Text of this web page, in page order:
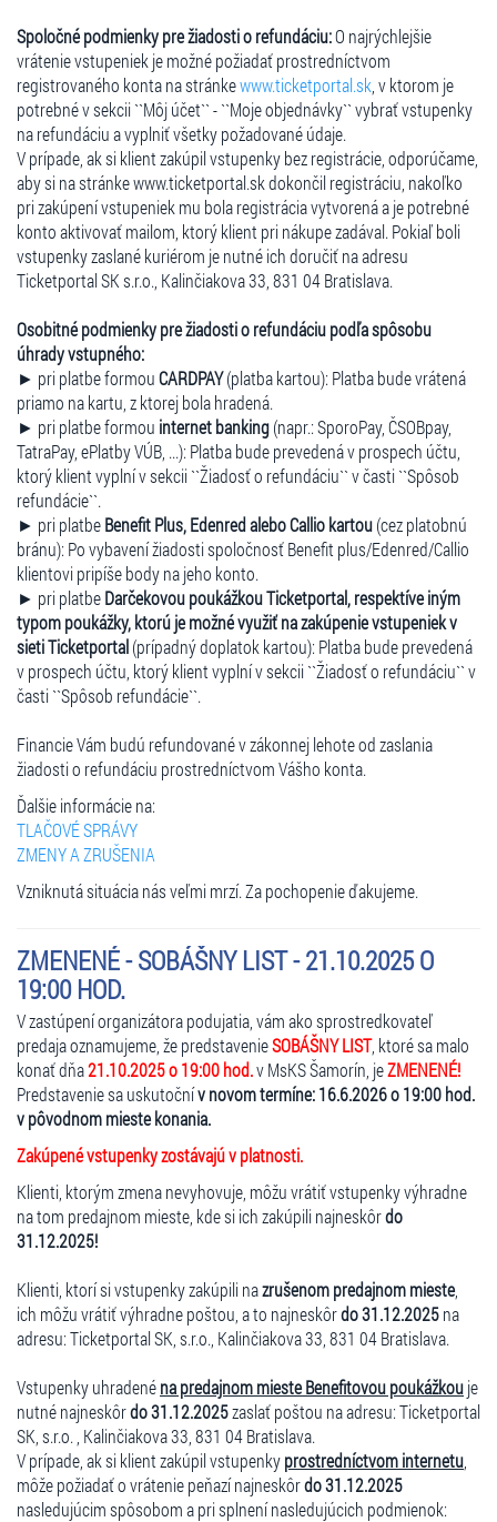
Spoločné podmienky pre žiadosti o refundáciu:O najrýchlejšie
vrátenie vstupeniek je možné požiadať prostredníctvom
registrovaného konta na stránkewww.ticketportal.sk , v ktorom je
potrebné v sekcii ``Môj účet`` - ``Moje objednávky`` vybrať vstupenky
na refundáciu a vyplniť všetky požadované údaje.
V prípade, ak si klient zakúpil vstupenky bez registrácie, odporúčame,
aby si na stránke www.ticketportal.sk dokončil registráciu, nakoľko
pri zakúpení vstupeniek mu bola registrácia vytvorená a je potrebné
konto aktivovať mailom, ktorý klient pri nákupe zadával. Pokiaľ boli
vstupenky zaslané kuriérom je nutné ich doručiť na adresu
Ticketportal SK s.r.o., Kalinčiakova 33, 831 04 Bratislava.
Osobitné podmienky pre žiadosti o refundáciu podľa spôsobu
úhrady vstupného:
► pri platbe formouCARDPAY(platba kartou): Platba bude vrátená
priamo na kartu, z ktorej bola hradená.
► pri platbe formou internet banking(napr.: SporoPay, ČSOBpay,
TatraPay, ePlatby VÚB, ...): Platba bude prevedená v prospech účtu,
ktorý klient vyplní v sekcii ``Žiadosť o refundáciu`` v časti ``Spôsob
refundácie``.
► pri platbeBenefit Plus, Edenred alebo Callio kartou(cez platobnú
bránu): Po vybavení žiadosti spoločnosť Benefit plus/Edenred/Callio
klientovi pripíše body na jeho konto.
► pri platbeDarčekovou poukážkou Ticketportal, respektíve iným
typom poukážky, ktorú je možné využiť na zakúpenie vstupeniek v
sieti Ticketportal(prípadný doplatok kartou): Platba bude prevedená
v prospech účtu, ktorý klient vyplní v sekcii ``Žiadosť o refundáciu`` v
časti ``Spôsob refundácie``.
Financie Vám budú refundované v zákonnej lehote od zaslania
žiadosti o refundáciu prostredníctvom Vášho konta.
Ďalšie informácie na:
TLAČOVÉ SPRÁVY
ZMENY A ZRUŠENIA
Vzniknutá situácia nás veľmi mrzí. Za pochopenie ďakujeme.
ZMENENÉ - SOBÁŠNY LIST - 21.10.2025 O
19:00 HOD.
V zastúpení organizátora podujatia, vám ako sprostredkovateľ
predaja oznamujeme, že predstavenieSOBÁŠNY LIST, ktoré sa malo
konať dňa21.10.2025 o 19:00 hod.v MsKS Šamorín, jeZMENENÉ!
Predstavenie sa uskutočnív novom termíne: 16.6.2026 o 19:00 hod.
v pôvodnom mieste konania.
Zakúpené vstupenky zostávajú v platnosti.
Klienti, ktorým zmena nevyhovuje, môžu vrátiť vstupenky výhradne
na tom predajnom mieste, kde si ich zakúpili najneskôrdo
31.12.2025!
Klienti, ktorí si vstupenky zakúpili nazrušenom predajnom mieste,
ich môžu vrátiť výhradne poštou, a to najneskôrdo 31.12.2025na
adresu: Ticketportal SK, s.r.o., Kalinčiakova 33, 831 04 Bratislava.
Vstupenky uhradenéna predajnom mieste Benefitovou poukážkouje
nutné najneskôrdo 31.12.2025zaslať poštou na adresu: Ticketportal
SK, s.r.o. , Kalinčiakova 33, 831 04 Bratislava.
V prípade, ak si klient zakúpil vstupenkyprostredníctvom internetu
môže požiadať o vrátenie peňazí najneskôrdo 31.12.2025
nasledujúcim spôsobom a pri splnení nasledujúcich podmienok: